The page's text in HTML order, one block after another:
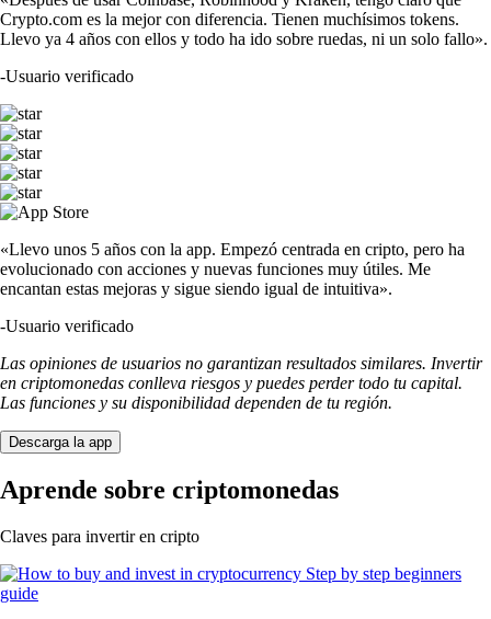
Crypto.com es la mejor con diferencia. Tienen muchísimos tokens.
Llevo ya 4 años con ellos y todo ha ido sobre ruedas, ni un solo fallo».
-Usuario verificado
«Llevo unos 5 años con la app. Empezó centrada en cripto, pero ha
evolucionado con acciones y nuevas funciones muy útiles. Me
encantan estas mejoras y sigue siendo igual de intuitiva».
-Usuario verificado
Las opiniones de usuarios no garantizan resultados similares. Invertir
en criptomonedas conlleva riesgos y puedes perder todo tu capital.
Las funciones y su disponibilidad dependen de tu región.
Descarga la app
Aprende sobre criptomonedas
Claves para invertir en cripto